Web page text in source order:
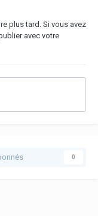
plus tard. Si vous avez
avec votre
0